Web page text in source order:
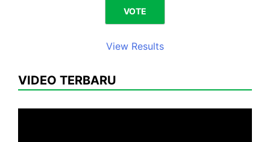
View Results
VIDEO TERBARU